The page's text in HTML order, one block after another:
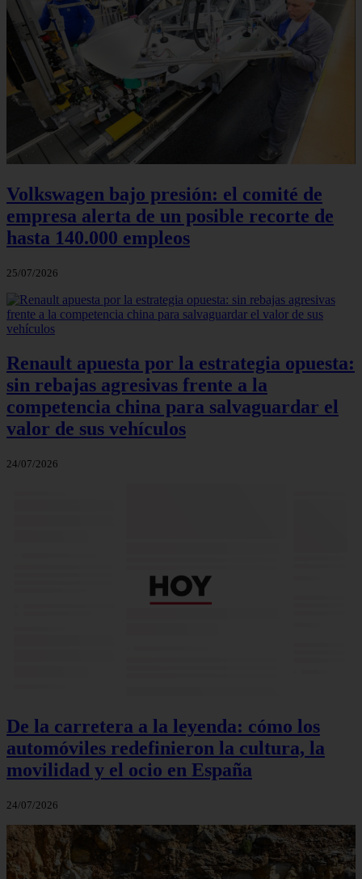
Volkswagen bajo presión: el comité de
empresa alerta de un posible recorte de
hasta 140.000 empleos
25/07/2026
Renault apuesta por la estrategia opuesta:
sin rebajas agresivas frente a la
competencia china para salvaguardar el
valor de sus vehículos
24/07/2026
De la carretera a la leyenda: cómo los
automóviles redefinieron la cultura, la
movilidad y el ocio en España
24/07/2026